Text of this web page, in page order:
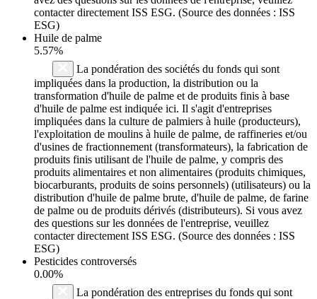
contacter directement ISS ESG. (Source des données : ISS
ESG)
Huile de palme
5.57%
La pondération des sociétés du fonds qui sont
impliquées dans la production, la distribution ou la
transformation d'huile de palme et de produits finis à base
d'huile de palme est indiquée ici. Il s'agit d'entreprises
impliquées dans la culture de palmiers à huile (producteurs),
l'exploitation de moulins à huile de palme, de raffineries et/ou
d'usines de fractionnement (transformateurs), la fabrication de
produits finis utilisant de l'huile de palme, y compris des
produits alimentaires et non alimentaires (produits chimiques,
biocarburants, produits de soins personnels) (utilisateurs) ou la
distribution d'huile de palme brute, d'huile de palme, de farine
de palme ou de produits dérivés (distributeurs). Si vous avez
des questions sur les données de l'entreprise, veuillez
contacter directement ISS ESG. (Source des données : ISS
ESG)
Pesticides controversés
0.00%
La pondération des entreprises du fonds qui sont